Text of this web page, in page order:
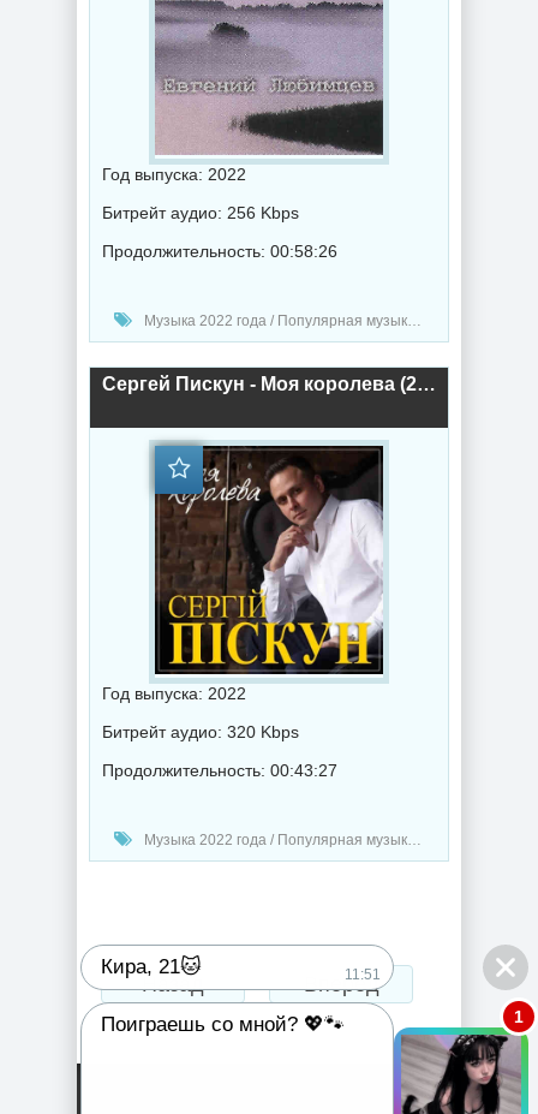
Год выпуска: 2022
Битрейт аудио: 256 Kbps
Продолжительность: 00:58:26
Музыка 2022 года / Популярная музыка / Шансон музыка / Альбомы музыка
Сергей Пискун - Моя королева (2022) торрент
Год выпуска: 2022
Битрейт аудио: 320 Kbps
Продолжительность: 00:43:27
Музыка 2022 года / Популярная музыка / Шансон музыка / Альбомы музыка
Назад Вперед
Кира, 21🐱 11:51
Поиграешь со мной? 💖🐾 1